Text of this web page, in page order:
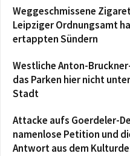
Weggeschmissene
Leipziger Ordnungsamt
ertappten Sündern
Westliche Anton-
das Parken hier nicht
Stadt
Attacke aufs Goerdeler-
namenlose Petition und
Antwort aus dem